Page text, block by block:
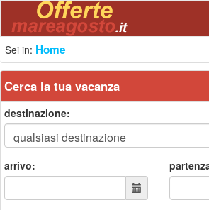
Sei in: Home
Cerca la tua vacanza
destinazione:
arrivo: